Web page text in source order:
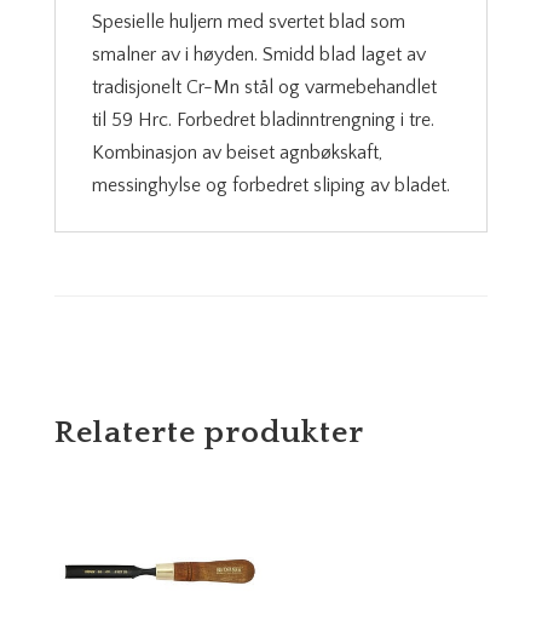
Spesielle huljern med svertet blad som
smalner av i høyden. Smidd blad laget av
tradisjonelt Cr-Mn stål og varmebehandlet
til 59 Hrc. Forbedret bladinntrengning i tre.
Kombinasjon av beiset agnbøkskaft,
messinghylse og forbedret sliping av bladet.
Relaterte produkter